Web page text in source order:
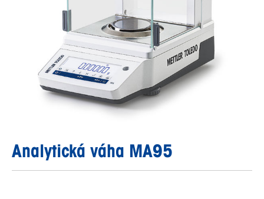
Analytická váha MA95